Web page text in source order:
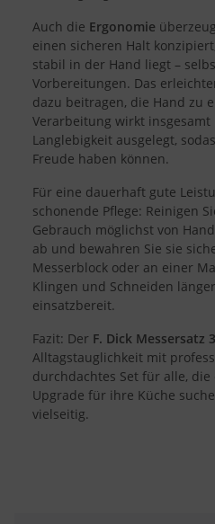
Auch die Ergonomie
einen sicheren Halt
stabil in der Hand liegt –
Vorbereitungen. Das
dazu beitragen, die Hand zu
Verarbeitung wirkt
Langlebigkeit ausgelegt,
Freude haben können.
Für eine dauerhaft gute
schonende Pflege: Reinigen
Gebrauch möglichst von
ab und bewahren Sie sie
Messerblock oder an einer
Klingen und Schneiden
einsatzbereit.
Fazit: Der F. Dick Messersatz
Alltagstauglichkeit mit
durchdachtes Set für alle, die
Upgrade für ihre Küche
vielseitig.
Verwendung reduzierter Daten zur
Erstellung von Profilen für
Verwendung von Profilen zur
Erstellung von Profilen zur
Verwendung von Profilen zur
Messung der Werbeleistung
Messung der Performance von
Analyse von Zielgruppen durch
von Daten aus verschiedenen Quellen
Entwicklung und Verbesserung der
Besondere
Verwendung genauer
Endgeräteeigenschaften zur